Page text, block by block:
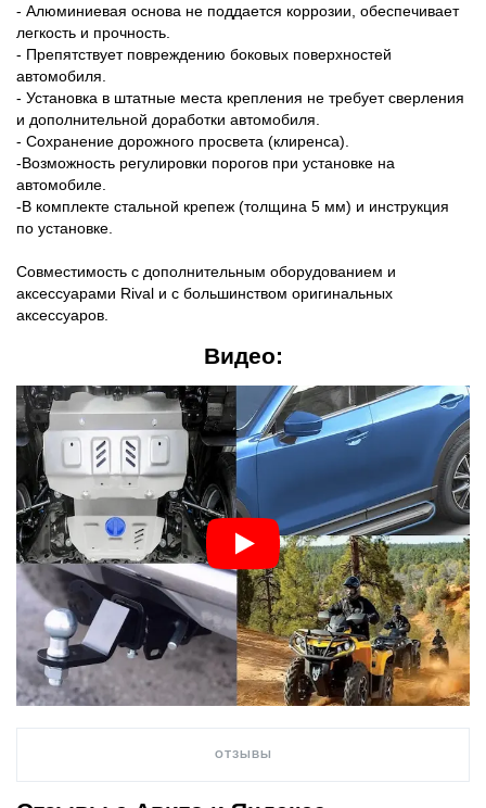
- Алюминиевая основа не поддается коррозии, обеспечивает
легкость и прочность.
- Препятствует повреждению боковых поверхностей
автомобиля.
- Установка в штатные места крепления не требует сверления
и дополнительной доработки автомобиля.
- Сохранение дорожного просвета (клиренса).
-Возможность регулировки порогов при установке на
автомобиле.
-В комплекте стальной крепеж (толщина 5 мм) и инструкция
по установке.
Совместимость с дополнительным оборудованием и
аксессуарами Rival и с большинством оригинальных
аксессуаров.
Видео:
ОТЗЫВЫ